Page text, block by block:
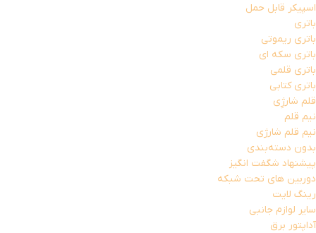
اسپیکر قابل حمل
باتری
باتری ریموتی
باتری سکه ای
باتری قلمی
باتری کتابی
قلم شارژِی
نیم قلم
نیم قلم شارژی
بدون دسته‌بندی
پیشنهاد شگفت انگیز
دوربین های تحت شبکه
رینگ لایت
سایر لوازم جانبی
آداپتور برق